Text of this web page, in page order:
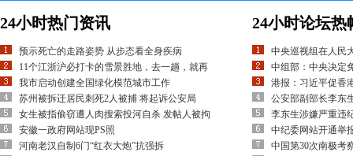
24小时热门资讯
预示死亡的走路姿势 从步态看全身疾病
11个江浙沪必打卡的雪景胜地，去一趟，就再
我市启动创建全国绿化模范城市工作
苏州被拆迁居民刺死2人被捕 将起诉公安局
女生被指偷窃遭人肉搜索投河自杀 发帖人被拘
安徽一政府网站现PS照
河南老汉自制6门“红衣大炮”抗强拆
24小时论坛热
中央巡视组在人民
中组部：中央决定
港报：习近平促香
公安部副部长李东
李东生涉嫌严重违
中纪委网站开通举
中国第30次南极考